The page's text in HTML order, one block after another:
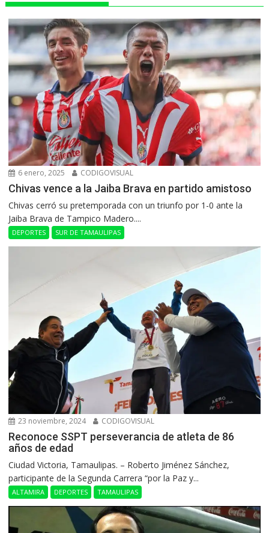
6 enero, 2025 CODIGOVISUAL
Chivas vence a la Jaiba Brava en partido amistoso
Chivas cerró su pretemporada con un triunfo por 1-0 ante la
Jaiba Brava de Tampico Madero....
DEPORTES SUR DE TAMAULIPAS
23 noviembre, 2024 CODIGOVISUAL
Reconoce SSPT perseverancia de atleta de 86
años de edad
Ciudad Victoria, Tamaulipas. – Roberto Jiménez Sánchez,
participante de la Segunda Carrera “por la Paz y...
ALTAMIRA DEPORTES TAMAULIPAS